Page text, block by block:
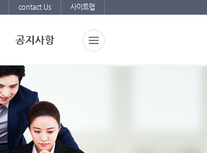
contact Us 사이트맵
공지사항